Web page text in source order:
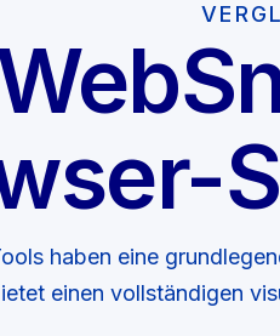
haben eine
einen vollständigen